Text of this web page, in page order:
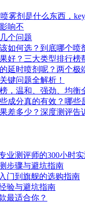
雾剂是什么东西，
响不
个问题
如何选？到底哪个喷
好？三大类型排行榜
延时喷剂呢？两个极
键问题全解析！
，温和、强劲、均衡
成分真的有效？哪些
差多少？深度测评告
业测评师的300小时
步骤与避坑指南
门到旗舰的选购指南
验与避坑指南
最适合你？